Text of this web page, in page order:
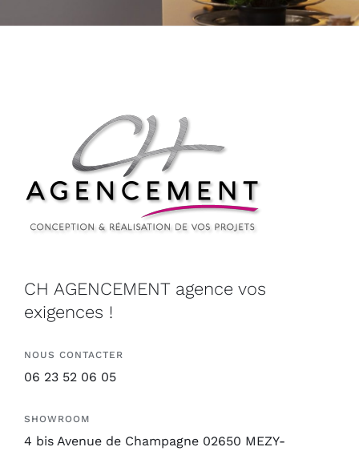
CH AGENCEMENT agence vos
exigences !
NOUS CONTACTER
06 23 52 06 05
SHOWROOM
4 bis Avenue de Champagne 02650 MEZY-